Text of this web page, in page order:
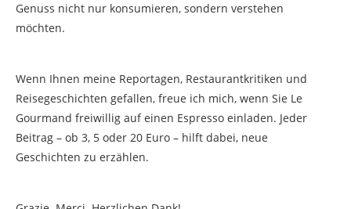
Genuss nicht nur konsumieren, sondern verstehen
möchten.
Wenn Ihnen meine Reportagen, Restaurantkritiken und
Reisegeschichten gefallen, freue ich mich, wenn Sie Le
Gourmand freiwillig auf einen Espresso einladen. Jeder
Beitrag – ob 3, 5 oder 20 Euro – hilft dabei, neue
Geschichten zu erzählen.